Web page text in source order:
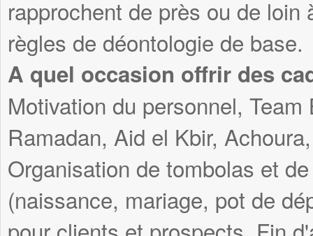
rapprochent de près ou de
règles de déontologie de base.
A quel occasion offrir des
Motivation du personnel,
Ramadan, Aid el Kbir,
Organisation de tombolas et
(naissance, mariage, pot de